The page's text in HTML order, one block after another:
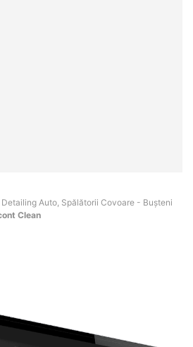
Auto, Spălătorii Covoare - Buşteni
Clean